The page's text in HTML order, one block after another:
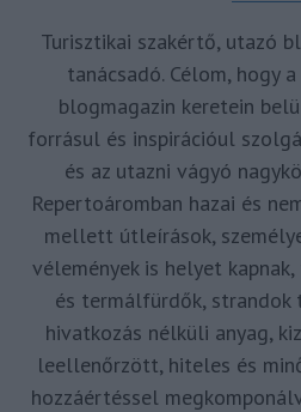
Turisztikai szakértő, utazó
tanácsadó. Célom, hogy
blogmagazin keretein
forrásul és inspirációul
és az utazni vágyó
Repertoáromban hazai és
mellett útleírások,
vélemények is helyet
és termálfürdők, strandok
hivatkozás nélküli anyag,
leellenőrzött, hiteles és
hozzáértéssel